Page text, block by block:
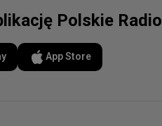
Polskie Radio
App Store